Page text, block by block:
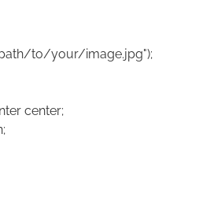
to/your/image.jpg");
center;